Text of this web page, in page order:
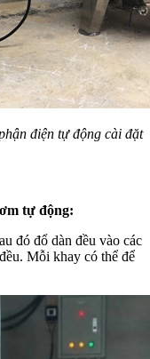
điện tự động cài đặt
tự động:
đó đổ dàn đều vào các
Mỗi khay có thể để